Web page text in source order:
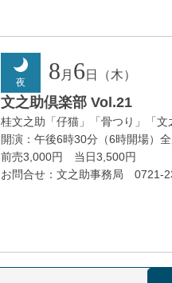
夜 8 月 6 日（木）
文之助倶楽部 Vol.21
桂文之助「仔猫」「骨つり」「
開演：午後6時30分（6時開場）
前売3,000円 当日3,500円
お問合せ：文之助事務局 0721-